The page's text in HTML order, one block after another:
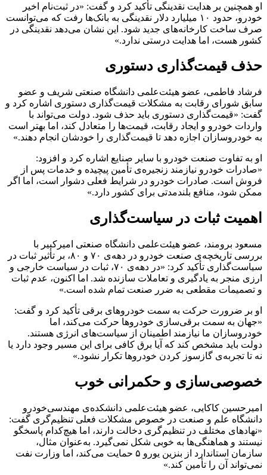
او همچنین بر هدایت نقدینگی تأکید کرد و گفت: «در ثبت‌نام اخیر
خودرو، حدود ۱۰ میلیارد دلار نقدینگی به بانک‌ها رفت که می‌توانست
صرف ساخت کارخانه‌های جدید شود. این نشان می‌دهد نقدینگی در
کشور هست، اما هدایت درستی ندارد.»
حذف قیمت‌گذاری دستوری
فرشاد فاطمی، عضو هیئت‌علمی دانشگاه صنعتی شریف و عضو
سابق شورای رقابت به مشکلات قیمت‌گذاری دستوری اشاره کرد و
گفت: «قیمت‌گذاری دستوری باید حذف شود. دولت می‌تواند با
واردات خودرو و ایجاد رقابت، قیمت‌ها را متعادل کند، اما بهتر است
به خودروسازان اجازه دهد تا قیمت‌گذاری را خودشان انجام دهند.»
او به تفاوت صنعت خودرو با سایر صنایع اشاره کرد و افزود:
«صادرات خودرو نیازمند زنجیره‌ی تأمین پیچیده و خدمات پس از
فروش است. صادرات خودرو در شرایط فعلی دشوار است، اما اگر
ممکن شود، منافع بلندمدتی برای کشور دارد.»
اهمیت ثبات در سیاست‌گذاری
مسعود برومند، عضو هیئت‌علمی دانشگاه صنعتی امیرکبیر‏ با
بررسی تاریخچه‌ی صنعت خودرو در دهه‌ی ۷۰ و ۸۰، بر تأثیر ثبات در
سیاست‌گذاری تأکید کرد: «در دهه‌ی ۷۰، ثبات در سیاست خارجی و
ارزی منجر به یادگیری و تعاملات سازنده شد. اما اکنون، عدم ثبات
و تصمیمات مقطعی به ضرر صنعت تمام شده است.»
او بر ضرورت حرکت به سمت خودروهای برقی تأکید کرد و گفت:
«جهان به سمت برقی‌سازی خودروها حرکت می‌کند، اما
خودروسازان ما نیازمند اطمینان از سیاست‌های انرژی هستند.
دولت باید مشخص کند که آیا برق کافی برای این مسیر وجود دارد یا
نه تا تجربه‌ی گازسوز کردن خودرو‌ها تکرار نشود.»
خصوصی‌سازی و حکمرانی خوب
امیرحسین کاکایی، عضو هیئت‌علمی دانشکده‌ی مهندسی‌خودرو
دانشگاه علم و صنعت‏ در خصوص مشکلات فعلی تنظیم‌گری گفت:
«نهادهای مختلف در تنظیم‌گری دخالت دارند، اما هیچ‌کدام پاسخگو
نیستند و هماهنگی‌ها به خوبی شکل نمی‌گیرد. به‌عنوان مثال،
سازمان استاندارد از بنزین یورو ۵ حمایت می‌کند، اما وزارت نفت
نمی‌تواند آن را تأمین کند.»